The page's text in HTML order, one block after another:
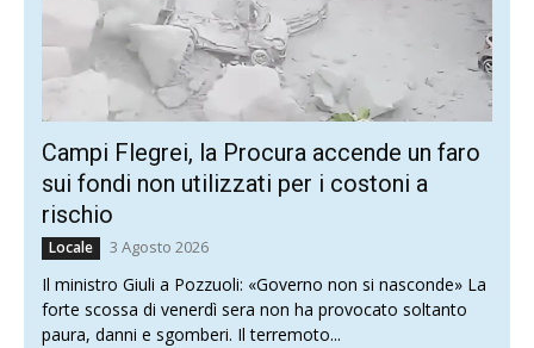
Campi Flegrei, la Procura accende un faro
sui fondi non utilizzati per i costoni a
rischio
Locale 3 Agosto 2026
Il ministro Giuli a Pozzuoli: «Governo non si nasconde» La
forte scossa di venerdì sera non ha provocato soltanto
paura, danni e sgomberi. Il terremoto...